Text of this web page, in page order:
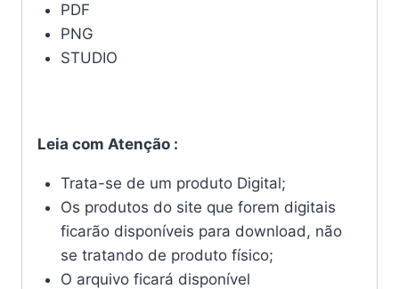
PDF
PNG
STUDIO
Leia com Atenção :
Trata-se de um produto Digital;
Os produtos do site que forem digitais
ficarão disponíveis para download, não
se tratando de produto físico;
O arquivo ficará disponível